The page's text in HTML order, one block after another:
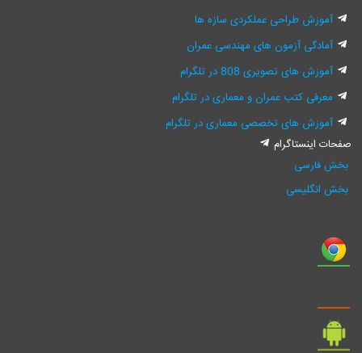
طراحی عملکردی سازه ها
آزمون های مهندسی عمران
های تصویری 808 در تلگرام
کتب عمران و معماری در تلگرام
های تخصصی معماری در تلگرام
اینستاگرام
فارسی